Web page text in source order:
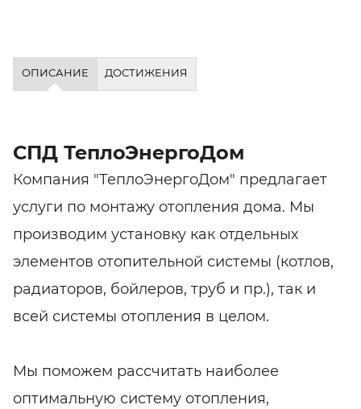
ОПИСАНИЕ ДОСТИЖЕНИЯ
СПД ТеплоЭнергоДом
Компания "ТеплоЭнергоДом" предлагает
услуги по монтажу отопления дома. Мы
производим установку как отдельных
элементов отопительной системы (котлов,
радиаторов, бойлеров, труб и пр.), так и
всей системы отопления в целом.
Мы поможем рассчитать наиболее
оптимальную систему отопления,